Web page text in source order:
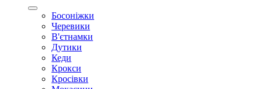
Босоніжки
Черевики
В'єтнамки
Дутики
Кеди
Крокси
Кросівки